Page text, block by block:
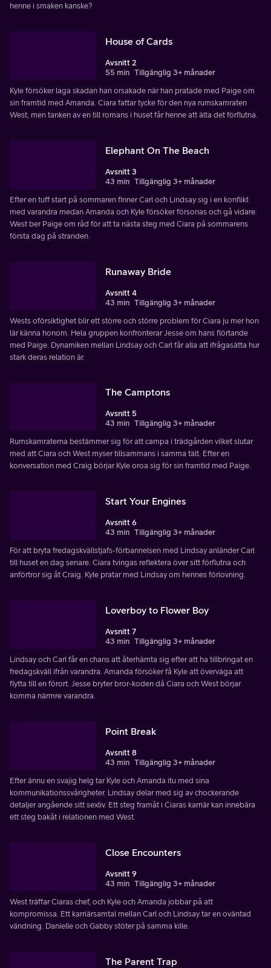
henne i smaken kanske?
House of Cards
Avsnitt 2
55 min Tillgänglig 3+ månader
Kyle försöker laga skadan han orsakade när han pratade med Paige om
sin framtid med Amanda. Ciara fattar tycke för den nya rumskamraten
West, men tanken av en till romans i huset får henne att älta det förflutna.
Elephant On The Beach
Avsnitt 3
43 min Tillgänglig 3+ månader
Efter en tuff start på sommaren finner Carl och Lindsay sig i en konflikt
med varandra medan Amanda och Kyle försöker försonas och gå vidare.
West ber Paige om råd för att ta nästa steg med Ciara på sommarens
första dag på stranden.
Runaway Bride
Avsnitt 4
43 min Tillgänglig 3+ månader
Wests oförsiktighet blir ett större och större problem för Ciara ju mer hon
lär känna honom. Hela gruppen konfronterar Jesse om hans flörtande
med Paige. Dynamiken mellan Lindsay och Carl får alla att ifrågasätta hur
stark deras relation är.
The Camptons
Avsnitt 5
43 min Tillgänglig 3+ månader
Rumskamraterna bestämmer sig för att campa i trädgården vilket slutar
med att Ciara och West myser tillsammans i samma tält. Efter en
konversation med Craig börjar Kyle oroa sig för sin framtid med Paige.
Start Your Engines
Avsnitt 6
43 min Tillgänglig 3+ månader
För att bryta fredagskvällstjafs-förbannelsen med Lindsay anländer Carl
till huset en dag senare. Ciara tvingas reflektera över sitt förflutna och
anförtror sig åt Craig. Kyle pratar med Lindsay om hennes förlovning.
Loverboy to Flower Boy
Avsnitt 7
43 min Tillgänglig 3+ månader
Lindsay och Carl får en chans att återhämta sig efter att ha tillbringat en
fredagskväll ifrån varandra. Amanda försöker få Kyle att överväga att
flytta till en förort. Jesse bryter bror-koden då Ciara och West börjar
komma närmre varandra.
Point Break
Avsnitt 8
43 min Tillgänglig 3+ månader
Efter ännu en svajig helg tar Kyle och Amanda itu med sina
kommunikationssvårigheter. Lindsay delar med sig av chockerande
detaljer angående sitt sexliv. Ett steg framåt i Ciaras karriär kan innebära
ett steg bakåt i relationen med West.
Close Encounters
Avsnitt 9
43 min Tillgänglig 3+ månader
West träffar Ciaras chef, och Kyle och Amanda jobbar på att
kompromissa. Ett karriärsamtal mellan Carl och Lindsay tar en oväntad
vändning. Danielle och Gabby stöter på samma kille.
The Parent Trap